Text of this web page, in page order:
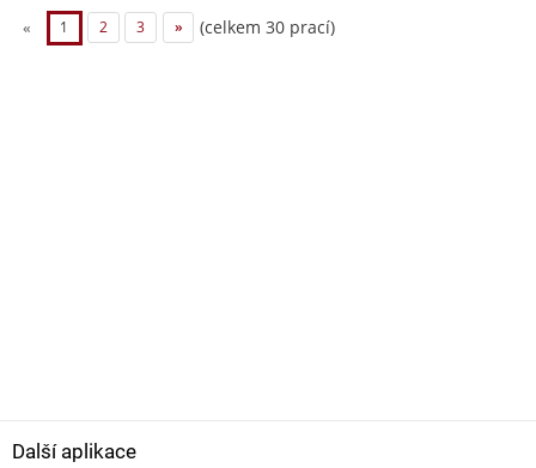
« 1 2 3 » (celkem 30 prací)
Další aplikace